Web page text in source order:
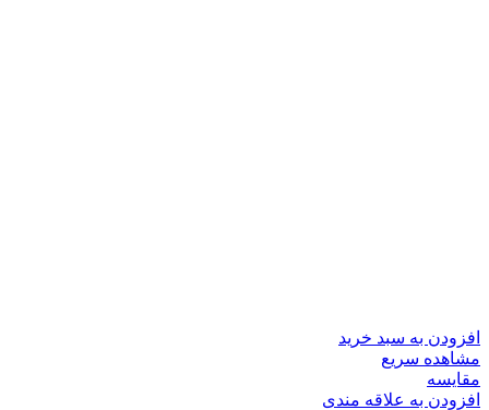
افزودن به سبد خرید
مشاهده سریع
مقایسه
افزودن به علاقه مندی